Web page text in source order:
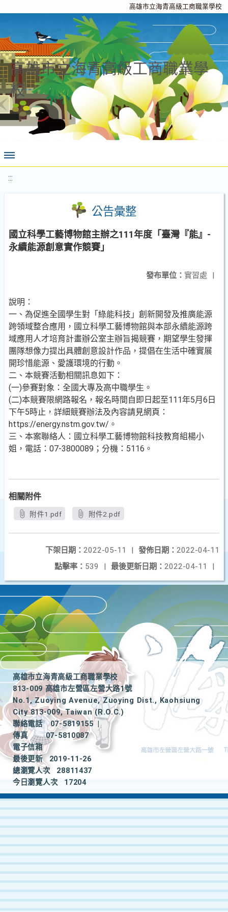
高雄市立海青高級工商職業學校
高雄市立海青高級工商職業學
校
:::
公告彙整
國立科學工藝博物館主辦之111年度「臺灣『能』-
永續能源創意實作競賽」
發布單位： 實習處 |
說明：
一、為促進全國學生對「綠能科技」創新開發及推廣能源
跨領域整合應用，國立科學工藝博物館與本部永續能源跨
域應用人才培育計畫辦公室主辦旨揭競賽，期望學生發揮
團隊想像力提出具體創意設計作品，提倡在生活中確實展
開珍惜能源、愛護環境的行動。
二、本競賽活動相關訊息如下：
(一)參賽對象：全國大專及高中職學生。
(二)本競賽限網路報名，報名時間自即日起至111年5月6日
下午5時止，詳細競賽辦法及內容請見網頁：
https://energy.nstm.gov.tw/。
三、本案聯絡人：國立科學工藝博物館科技教育組楊小
姐，電話：07-3800089；分機：5116。
相關附件
附件1.pdf 附件2.pdf
發佈日期： 2022-04-11
下架日期： 2022-05-11
|
最後更新日期： 2022-04-11 |
點擊率： 539 |
高雄市立海青高級工商職業學校
813-009 高雄市左營區左營大路1號
No.1, Zuoying Avenue, Zuoying Dist., Kaohsiung
City 813-009, Taiwan (R.O.C.)
聯絡電話
07-5819155
|
傳真
07-5810087
電子信箱
最後更新
2019-11-26
總瀏覽人次
28811437
今日瀏覽人次
17204